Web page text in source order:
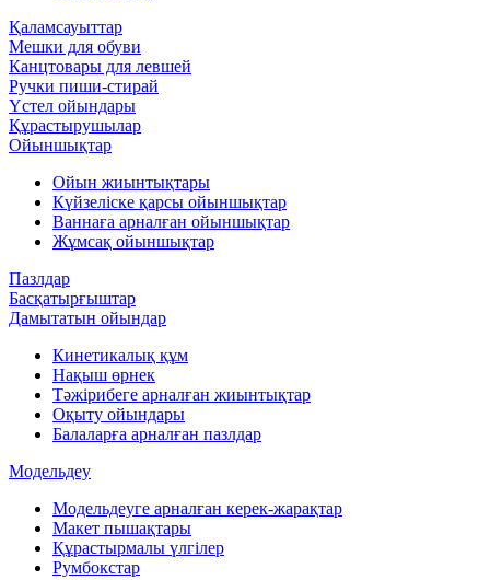
Қаламсауыттар
Мешки для обуви
Канцтовары для левшей
Ручки пиши-стирай
Үстел ойындары
Құрастырушылар
Ойыншықтар
Ойын жиынтықтары
Күйзеліске қарсы ойыншықтар
Ваннаға арналған ойыншықтар
Жұмсақ ойыншықтар
Пазлдар
Басқатырғыштар
Дамытатын ойындар
Кинетикалық құм
Нақыш өрнек
Тәжірибеге арналған жиынтықтар
Оқыту ойындары
Балаларға арналған пазлдар
Модельдеу
Модельдеуге арналған керек-жарақтар
Макет пышақтары
Құрастырмалы үлгілер
Румбокстар